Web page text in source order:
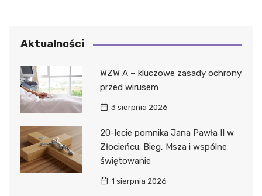
Aktualności
WZW A – kluczowe zasady ochrony
przed wirusem
3 sierpnia 2026
20-lecie pomnika Jana Pawła II w
Złocieńcu: Bieg, Msza i wspólne
świętowanie
1 sierpnia 2026